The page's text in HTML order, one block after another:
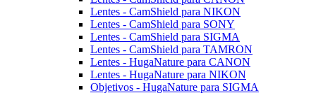
Lentes - CamShield para NIKON
Lentes - CamShield para SONY
Lentes - CamShield para SIGMA
Lentes - CamShield para TAMRON
Lentes - HugaNature para CANON
Lentes - HugaNature para NIKON
Objetivos - HugaNature para SIGMA